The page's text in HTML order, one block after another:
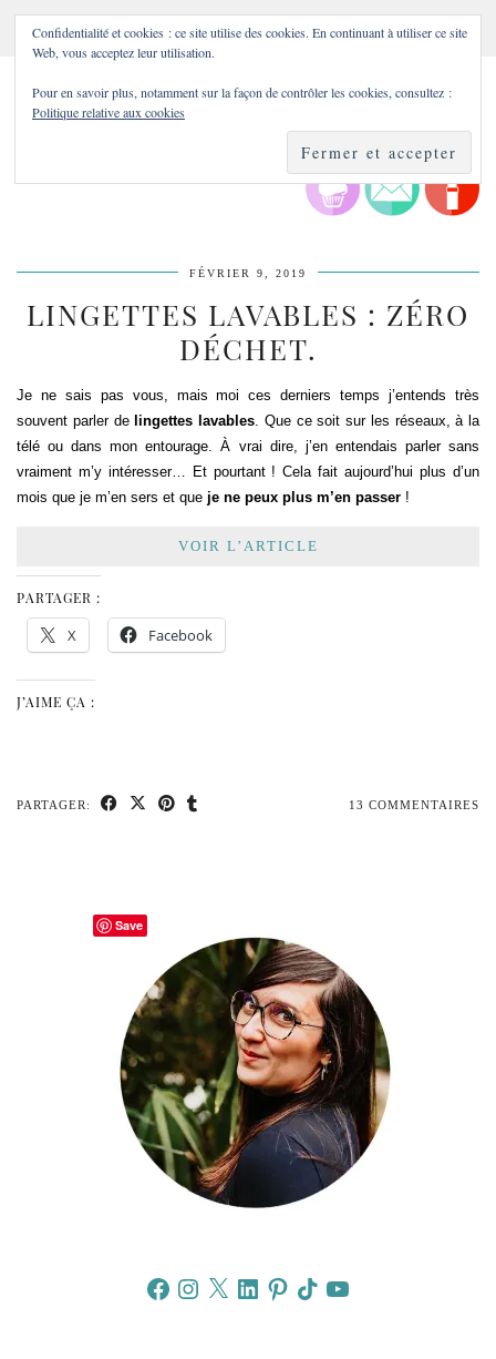
FÉVRIER 9, 2019
LINGETTES LAVABLES : ZÉRO
DÉCHET.
Je ne sais pas vous, mais moi ces derniers temps j’entends très
souvent parler de lingettes lavables . Que ce soit sur les réseaux, à la
télé ou dans mon entourage. À vrai dire, j’en entendais parler sans
vraiment m’y intéresser… Et pourtant ! Cela fait aujourd’hui plus d’un
mois que je m’en sers et que je ne peux plus m’en passer !
VOIR L’ARTICLE
PARTAGER :
X Facebook
J’AIME ÇA :
PARTAGER: 13 COMMENTAIRES
FacebookInstagram
X LinkedInPinterestTikTokYouTube
Confidentialité et cookies : ce site utilise des cookies. En continuant à utiliser ce site
Web, vous acceptez leur utilisation.
Pour en savoir plus, notamment sur la façon de contrôler les cookies, consultez :
Politique relative aux cookies
Save